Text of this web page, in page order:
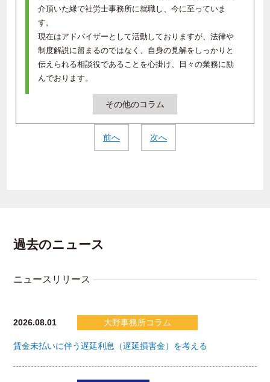
介頂いた縁で社労士事務所に就職し、今に至っていま
す。
現在はアドバイザーとして活動しておりますが、法律や
制度解説に留まるのではなく、自身の見解をしっかりと
伝えられる相談役であることを心掛け、日々の業務に励
んでおります。
その他のコラム
前へ 次へ
過去のニュース
ニュースリリース
2026.08.01 大野事務所コラム
賃金未払いに伴う遅延利息（遅延損害金）を考える